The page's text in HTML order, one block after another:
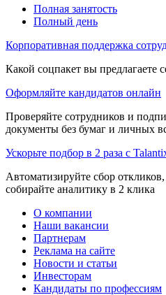
Полная занятость
Полный день
Корпоративная поддержка
Какой соцпакет вы предлагаете
Оформляйте кандидатов онлайн
Проверяйте сотрудников и
документы без бумаг и личных
Ускорьте подбор в 2 раза с
Автоматизируйте сбор
собирайте аналитику в 2 клика
О компании
Наши вакансии
Партнерам
Реклама на сайте
Новости и статьи
Инвесторам
Кандидаты по профессиям